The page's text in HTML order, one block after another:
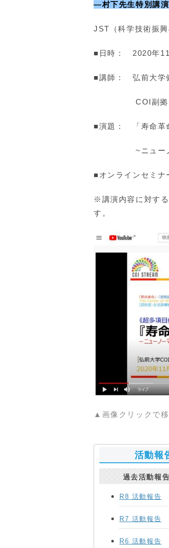
―村下先生特別講
JST（科学技術振
■日時： 2020年
■講師： 弘前大学
COI副拠点長
■演題： 「寿命革
~ニューノーマ
■オンラインセミナ
※講演内容に対す
す。
▲画像クリックで移
活動報
過去活動報
R8 活動報告
R7 活動報告
R6 活動報告